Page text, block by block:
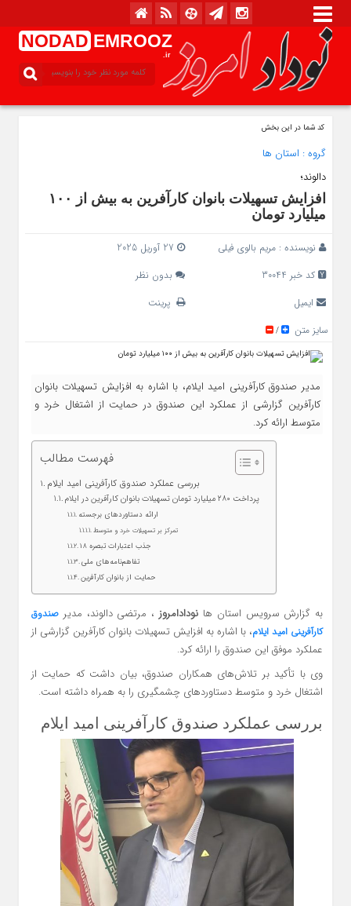
NODAD EMROOZ
.ir
کد شما در این بخش
گروه : استان ها
دالوند؛
افزایش تسهیلات بانوان کارآفرین به بیش از ۱۰۰
میلیارد تومان
نویسنده : مریم بالوی فیلی
کد خبر 30044
بدون نظر
ایمیل
پرینت
سایز متن
/
مدیر صندوق کارآفرینی امید ایلام، با اشاره به افزایش تسهیلات بانوان
کارآفرین گزارشی از عملکرد این صندوق در حمایت از اشتغال خرد و
متوسط ارائه کرد.
فهرست مطالب
بررسی عملکرد صندوق کارآفرینی امید ایلام
پرداخت ۲۸۰ میلیارد تومان تسهیلات بانوان کارآفرین در ایلام
ارائه دستاوردهای برجسته
تمرکز بر تسهیلات خرد و متوسط
جذب اعتبارات تبصره ۱۸
تفاهم‌نامه‌های ملی
حمایت از بانوان کارآفرین
به گزارش سرویس استان ها نودادامروز، مرتضی دالوند، مدیرصندوق
کارآفرینی امید ایلام، با اشاره به افزایش تسهیلات بانوان کارآفرین گزارشی از
عملکرد موفق این صندوق را ارائه کرد.
وی با تأکید بر تلاش‌های همکاران صندوق، بیان داشت که حمایت از
اشتغال خرد و متوسط دستاوردهای چشمگیری را به همراه داشته است.
بررسی عملکرد صندوق کارآفرینی امید ایلام